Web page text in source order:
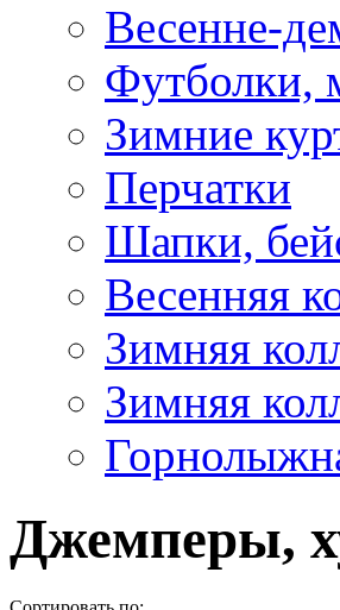
Весенне-
Футболки,
Зимние
Перчатки
Шапки,
Весенняя
Зимняя
Зимняя
Джемперы,